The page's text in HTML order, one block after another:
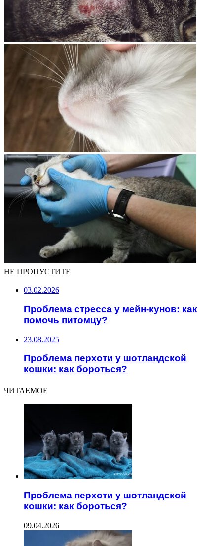
НЕ ПРОПУСТИТЕ
03.02.2026
Проблема стресса у мейн-кунов: как
помочь питомцу?
23.08.2025
Проблема перхоти у шотландской
кошки: как бороться?
ЧИТАЕМОЕ
Проблема перхоти у шотландской
кошки: как бороться?
09.04.2026